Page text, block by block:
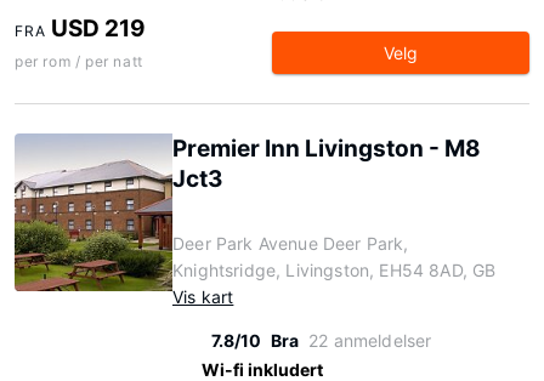
FRA USD 219
per rom / per natt Velg
Premier Inn Livingston - M8
Jct3
Deer Park Avenue Deer Park,
Knightsridge, Livingston, EH54 8AD, GB
Vis kart
7.8/10 Bra 22 anmeldelser
Wi-fi inkludert